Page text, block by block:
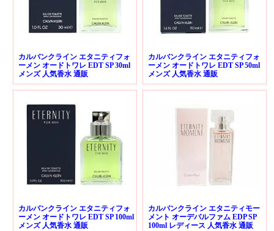
カルバンクライン エタニティフォ
ーメン オードトワレ EDT SP 30ml
メンズ 人気香水 通販
カルバンクライン エタニティフォ
ーメン オードトワレ EDT SP 50ml
メンズ 人気香水 通販
カルバンクライン エタニティフォ
ーメン オードトワレ EDT SP 100ml
メンズ 人気香水 通販
カルバンクライン エタニティモー
メント オーデパルファム EDP SP
100ml レディース 人気香水 通販